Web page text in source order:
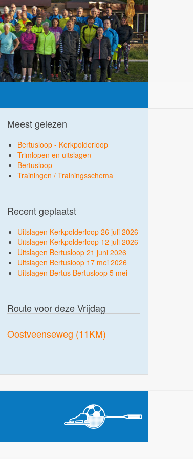
Meest gelezen
Bertusloop - Kerkpolderloop
Trimlopen en uitslagen
Bertusloop
Trainingen / Trainingsschema
Recent geplaatst
Uitslagen Kerkpolderloop 26 juli 2026
Uitslagen Kerkpolderloop 12 juli 2026
Uitslagen Bertusloop 21 juni 2026
Uitslagen Bertusloop 17 mei 2026
Uitslagen Bertus Bertusloop 5 mei
Route voor deze Vrijdag
Oostveenseweg (11KM)